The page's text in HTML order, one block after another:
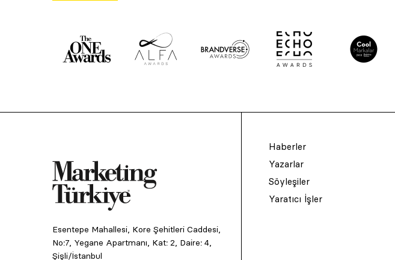
Esentepe Mahallesi, Kore Şehitleri Caddesi,
No:7, Yegane Apartmanı, Kat: 2, Daire: 4,
Şişli/İstanbul
Haberler
Yazarlar
Söyleşiler
Yaratıcı İşler